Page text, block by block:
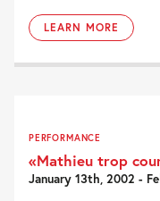
LEARN MORE
PERFORMANCE
«Mathieu trop
January 13th, 2002 -